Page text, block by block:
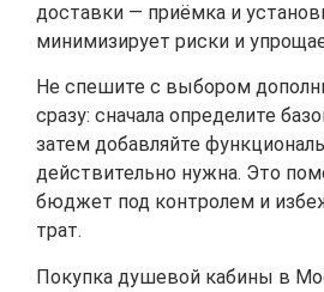
доставки — приёмка и
минимизирует риски и
Не спешите с выбором
сразу: сначала определите
затем добавляйте
действительно нужна. Это
бюджет под контролем и
трат.
Покупка душевой кабины в